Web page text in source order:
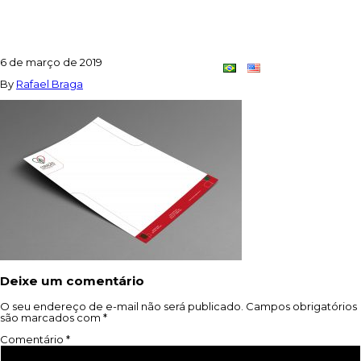
6 de março de 2019
By Rafael Braga
Deixe um comentário
O seu endereço de e-mail não será publicado. Campos obrigatórios
são marcados com *
Comentário *